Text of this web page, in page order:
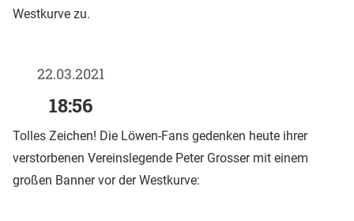
Westkurve zu.
22.03.2021
18:56
Tolles Zeichen! Die Löwen-Fans gedenken heute ihrer
verstorbenen Vereinslegende Peter Grosser mit einem
großen Banner vor der Westkurve: